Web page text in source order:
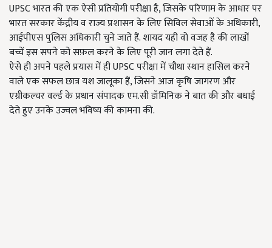
UPSC भारत की एक ऐसी प्रतियोगी परीक्षा है, जिसके परिणाम के आधार पर
भारत सरकार केंद्रीय व राज्य प्रशासन के लिए सिविल सेवाओं के अधिकारी,
आईपीएस पुलिस अधिकारी चुने जाते हैं. शायद यही वो वजह है की लाखों
बच्चें इस सपने को सफ़ल करने के लिए पूरी जान लगा देते हैं.
ऐसे ही अपने पहले प्रयास में ही UPSC परीक्षा में चौथा स्थान हासिल करने
वाले एक सफल छात्र यश जालूका हैं, जिसने आज कृषि जागरण और
एग्रीकल्चर वर्ल्ड के प्रधान संपादक एम.सी डॉमिनिक ने बात की और बधाई
देते हुए उनके उज्वल भविष्य की कामना की.